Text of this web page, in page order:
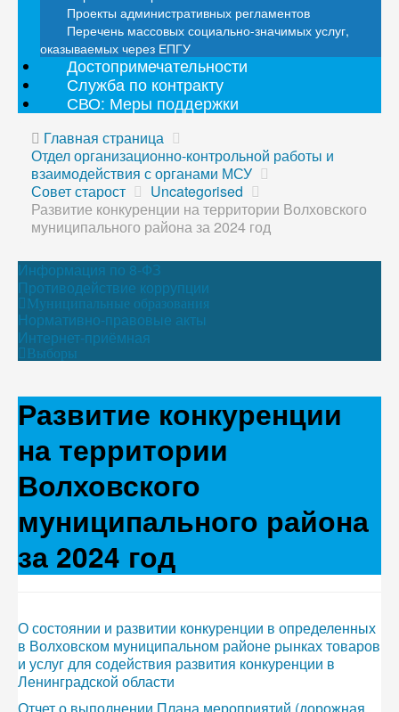
Проекты административных регламентов
Перечень массовых социально-значимых услуг,
оказываемых через ЕПГУ
Достопримечательности
Служба по контракту
СВО: Меры поддержки
Главная страница
Отдел организационно-контрольной работы и
взаимодействия с органами МСУ
Совет старост
Uncategorised
Развитие конкуренции на территории Волховского
муниципального района за 2024 год
Информация по 8-ФЗ
Противодействие коррупции
Муниципальные образования
Нормативно-правовые акты
Интернет-приёмная
Выборы
Развитие конкуренции
на территории
Волховского
муниципального района
за 2024 год
О состоянии и развитии конкуренции в определенных
в Волховском муниципальном районе рынках товаров
и услуг для содействия развития конкуренции в
Ленинградской области